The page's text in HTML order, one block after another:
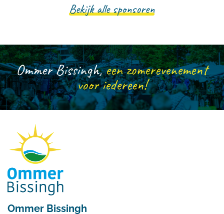
Bekijk alle sponsoren
Ommer Bissingh,een zomerevenement
voor iedereen!
Ommer Bissingh